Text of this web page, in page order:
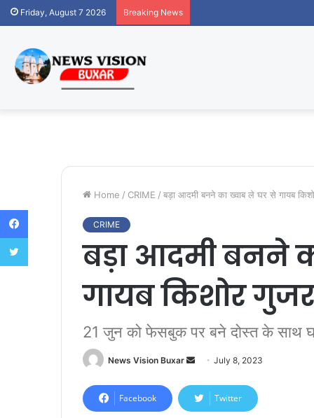
Friday, August 7 2026 Breaking News
Home / CRIME / बड़ा आदमी बनने का ख्वाब ले घर से गायब
CRIME
बड़ा आदमी बनने
गायब किशोर
21 जुन को फेसबुक पर बने दोस्त के साथ
News Vision Buxar
n
d
July 8, 2023
Facebook Twitter